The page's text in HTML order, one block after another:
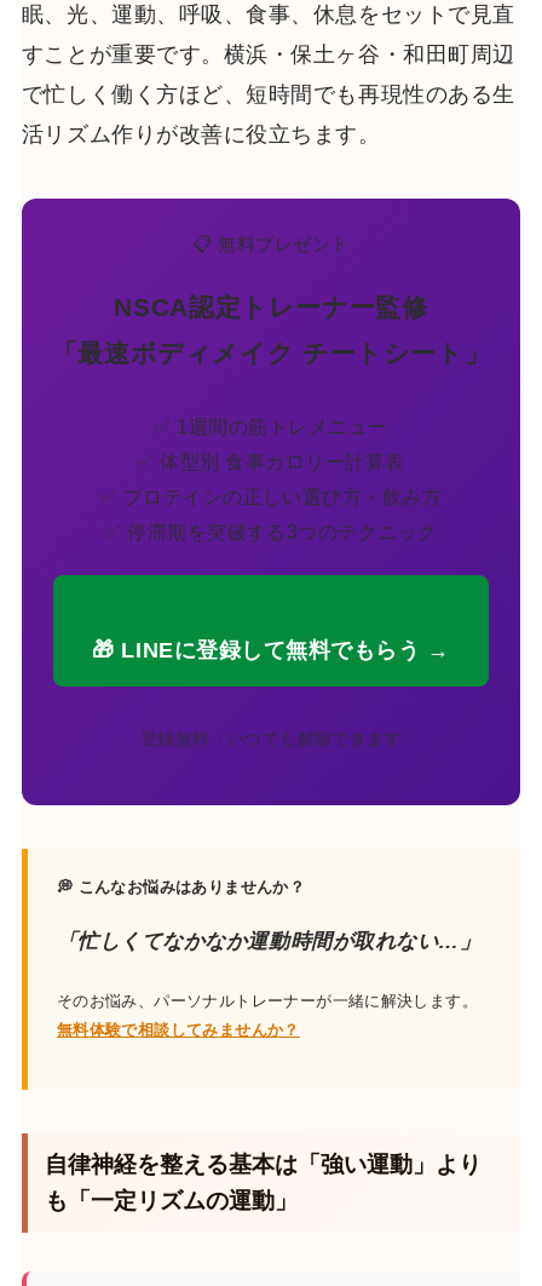
眠、光、運動、呼吸、食事、休息をセットで見直
すことが重要です。横浜・保土ヶ谷・和田町周辺
で忙しく働く方ほど、短時間でも再現性のある生
活リズム作りが改善に役立ちます。
📋 無料プレゼント
NSCA認定トレーナー監修
「最速ボディメイク チートシート」
✅ 1週間の筋トレメニュー
✅ 体型別 食事カロリー計算表
✅ プロテインの正しい選び方・飲み方
✅ 停滞期を突破する3つのテクニック
🎁 LINEに登録して無料でもらう →
登録無料・いつでも解除できます
💭 こんなお悩みはありませんか？
「忙しくてなかなか運動時間が取れない…」
そのお悩み、パーソナルトレーナーが一緒に解決します。
無料体験で相談してみませんか？
自律神経を整える基本は「強い運動」より
も「一定リズムの運動」